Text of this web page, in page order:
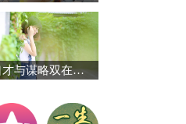
口才与谋略双在线！这三个星座赢在起跑线